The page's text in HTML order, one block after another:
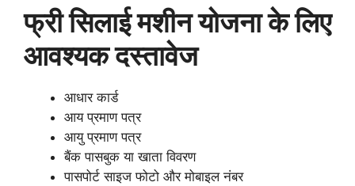
फ्री सिलाई मशीन योजना के लिए
आवश्यक दस्तावेज
आधार कार्ड
आय प्रमाण पत्र
आयु प्रमाण पत्र
बैंक पासबुक या खाता विवरण
पासपोर्ट साइज फोटो और मोबाइल नंबर